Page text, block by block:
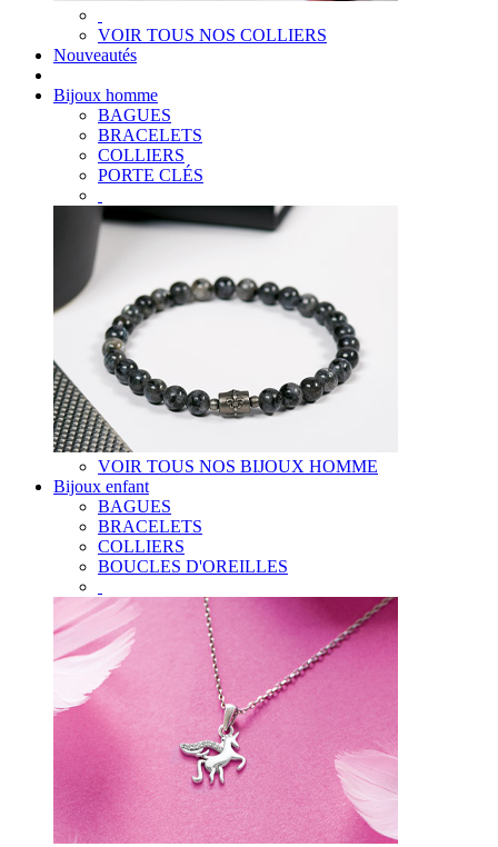
VOIR TOUS NOS COLLIERS
Nouveautés
Bijoux homme
BAGUES
BRACELETS
COLLIERS
PORTE CLÉS
VOIR TOUS NOS BIJOUX HOMME
Bijoux enfant
BAGUES
BRACELETS
COLLIERS
BOUCLES D'OREILLES